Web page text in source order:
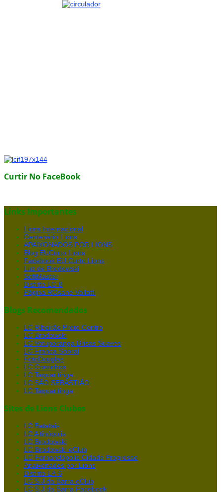
Curtir No FaceBook
Links Importantes
Lions Internacional
Centenário Lions
APAIXONADOS POR LIONS
Blog EUCurto Lions
Facebook EU Curto Lions
Luz de Brodowski
SoftMaster
Distrito LC-8
Página ROsane Vailatti
Blogs Recomendados
LC Ribeirão Preto Centro
LC Brodowski
LC Votuporanga Brisas Suaves
LC Franca Sobral
FotoDouglas
LC Cravinhos
LC Taquaritinga
LC SÃO SEBASTIÃO
LC Taquaritinga
Sites de Lions Clubes
LC Batatais
LC Altinópolis
LC Brodowski
LC Brodowski eClub
LC Fernandópolis Cidade Progresso
Apaixonados por Lions
Distrito LA-6
LC S.J.da Barra eClub
LC S.J.da Barra Facebook